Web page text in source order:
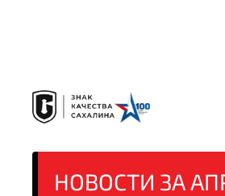
НОВОСТИ ЗА